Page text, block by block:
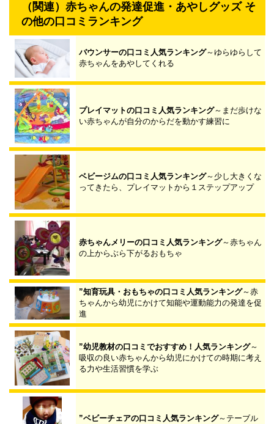
（関連）赤ちゃんの発達促進・あやしグッズ そ
の他の口コミランキング
バウンサーの口コミ人気ランキング～ゆらゆらして
赤ちゃんをあやしてくれる
プレイマットの口コミ人気ランキング～まだ歩けな
い赤ちゃんが自分のからだを動かす練習に
ベビージムの口コミ人気ランキング～少し大きくな
ってきたら、プレイマットから１ステップアップ
赤ちゃんメリーの口コミ人気ランキング～赤ちゃん
の上からぶら下がるおもちゃ
”知育玩具・おもちゃの口コミ人気ランキング～赤
ちゃんから幼児にかけて知能や運動能力の発達を促
進
”幼児教材の口コミでおすすめ！人気ランキング～
吸収の良い赤ちゃんから幼児にかけての時期に考え
る力や生活習慣を学ぶ
”ベビーチェアの口コミ人気ランキング～テーブル